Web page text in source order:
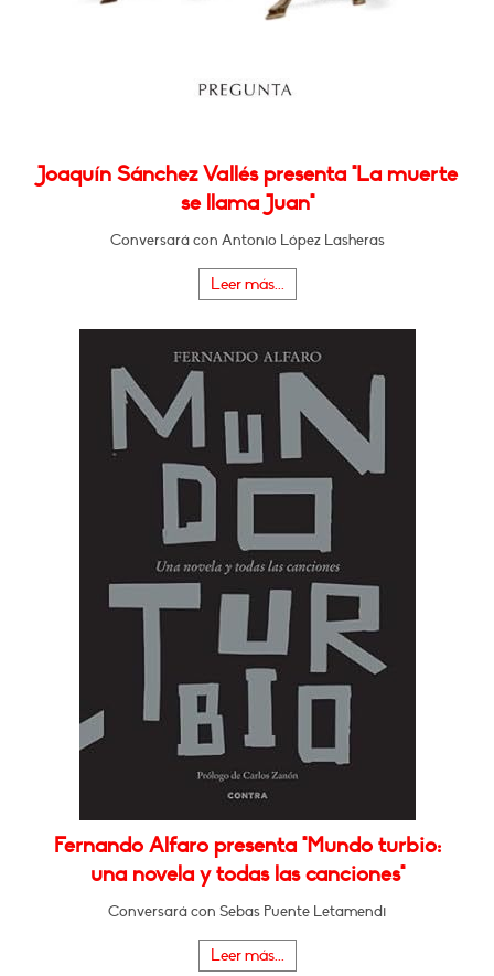
Joaquín Sánchez Vallés presenta "La muerte
se llama Juan"
Conversará con Antonio López Lasheras
Leer más...
Fernando Alfaro presenta "Mundo turbio:
una novela y todas las canciones"
Conversará con Sebas Puente Letamendi
Leer más...